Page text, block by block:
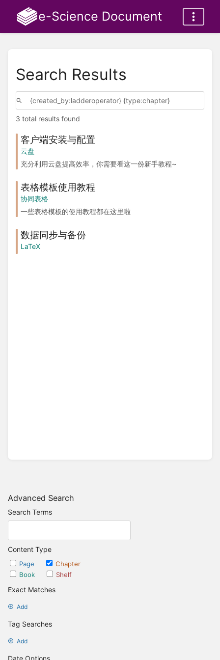
e-Science Document
Advanced Search
Search Terms
Content Type
Page
Chapter
Book
Shelf
Exact Matches
Add
Tag Searches
Add
Date Options
Search Results
3 total results found
客户端安装与配置
云盘
充分利用云盘提高效率，你需要看这一份新手教程~
表格模板使用教程
协同表格
一些表格模板的使用教程都在这里啦
数据同步与备份
LaTeX